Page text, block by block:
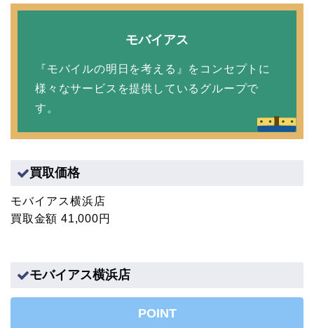
モバイアス
『モバイルの明日を考える』をコンセプトに
様々なサービスを提供しているグループで
す。
買取価格
モバイアス横浜店
買取金額 41,000円
モバイアス横浜店
POINT